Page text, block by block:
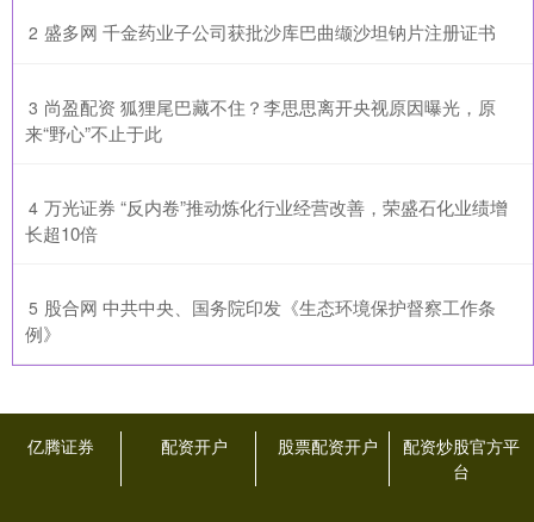
2 ​盛多网 千金药业子公司获批沙库巴曲缬沙坦钠片注册证书
3 ​尚盈配资 狐狸尾巴藏不住？李思思离开央视原因曝光，原
来“野心”不止于此
4 ​万光证券 “反内卷”推动炼化行业经营改善，荣盛石化业绩增
长超10倍
5 ​股合网 中共中央、国务院印发《生态环境保护督察工作条
例》
亿腾证券 配资开户 股票配资开户
配资炒股官方平
台